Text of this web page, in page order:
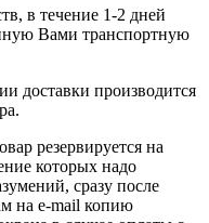
в течение 1-2 дней
Вами транспортную
доставки производится
резервируется на
которых надо
сразу после
на e-mail копию